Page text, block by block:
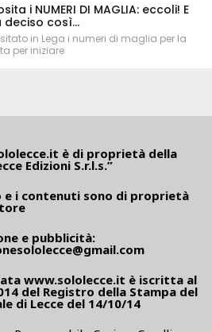
i NUMERI DI MAGLIA: eccoli! E
deciso così...
in Lega i numeri di maglia per la
per iniziare
è di proprietà della
Edizioni S.r.l.s.”
e i contenuti sono di proprietà
e pubblicità:
www.sololecce.it è iscritta al
del Registro della Stampa del
di Lecce del 14/10/14